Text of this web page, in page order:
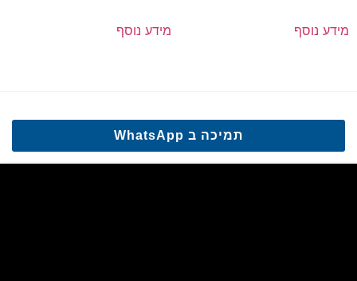
מידע נוסף מידע נוסף
תמיכה ב WhatsApp